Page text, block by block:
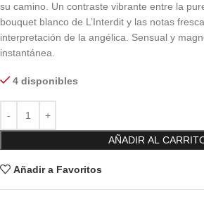
su camino. Un contraste vibrante entre la
bouquet blanco de L’Interdit y las notas
interpretación de la angélica. Sensual y
instantánea.
4 disponibles
AÑADIR AL
Añadir a Favoritos